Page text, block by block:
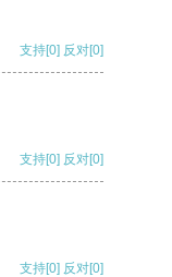
支持[0] 反对[0]
支持[0] 反对[0]
支持[0] 反对[0]